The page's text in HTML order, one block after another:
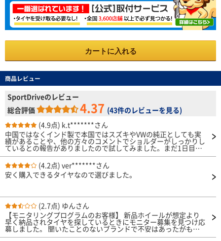
カートに入れる
商品レビュー
SportDriveのレビュー
総合評価
4.37 (43件のレビューを見る)
(4.9点) k.t*******さん
中国ではなくインド製で本国ではスズキやVWの純正としても実
績があることや、他の方々のコメントでショルダーがしっかりし
ているとの報告がありましたので試してみました。まだ1日目で
す。一般道では粗い路面ではノイズが大きめなこと以外はとても
快適です。コーナーでのしっかり感もあり、継ぎ目のいなし方も
しなやかです。早速、高速の120㎞区間も走ってきましたが、直
進安定性も抜群です。攻めた走りでは違いが出るかもですが、ミ
足しております。燃費、ライフは期待値です。
(4.2点) ver*******さん
安く購入できるタイヤなので選びました。
(2.7点) ゆんさん
【モニタリングプログラムのお客様】 新品ホイールが想定より
早く納品されタイヤを探しているときにモニター募集を見つけ応
募しました。 聞いたことのないブランドで不安はあったがもの
は可もなく不可もなく。街乗りメインならコスパ最強のグリップ